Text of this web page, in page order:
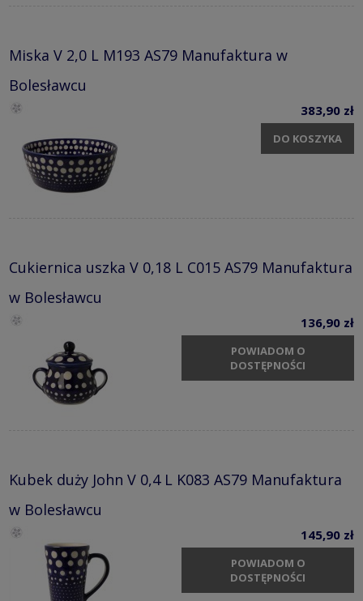
Miska V 2,0 L M193 AS79 Manufaktura w
Bolesławcu
383,90 zł
DO KOSZYKA
Cukiernica uszka V 0,18 L C015 AS79 Manufaktura
w Bolesławcu
136,90 zł
POWIADOM O
DOSTĘPNOŚCI
Kubek duży John V 0,4 L K083 AS79 Manufaktura
w Bolesławcu
145,90 zł
POWIADOM O
DOSTĘPNOŚCI